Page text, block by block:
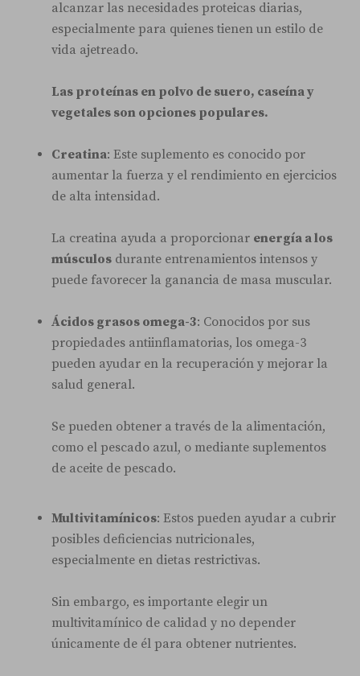
alcanzar las necesidades proteicas diarias,
especialmente para quienes tienen un estilo de
vida ajetreado.
Las proteínas en polvo de suero, caseína y
vegetales son opciones populares.
Creatina: Este suplemento es conocido por
aumentar la fuerza y el rendimiento en ejercicios
de alta intensidad.
La creatina ayuda a proporcionar energía a los
músculos durante entrenamientos intensos y
puede favorecer la ganancia de masa muscular.
Ácidos grasos omega-3: Conocidos por sus
propiedades antiinflamatorias, los omega-3
pueden ayudar en la recuperación y mejorar la
salud general.
Se pueden obtener a través de la alimentación,
como el pescado azul, o mediante suplementos
de aceite de pescado.
Multivitamínicos: Estos pueden ayudar a cubrir
posibles deficiencias nutricionales,
especialmente en dietas restrictivas.
Sin embargo, es importante elegir un
multivitamínico de calidad y no depender
únicamente de él para obtener nutrientes.